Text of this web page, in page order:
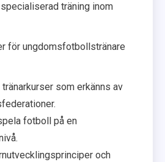
träning inom
för ungdomsfotbollstränare
som erkänns av
fotboll på en
och